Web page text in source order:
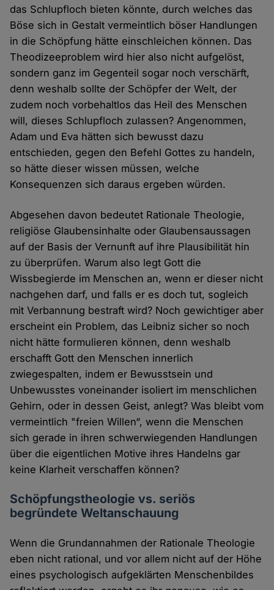
das Schlupfloch bieten könnte, durch welches das
Böse sich in Gestalt vermeintlich böser Handlungen
in die Schöpfung hätte einschleichen können. Das
Theodizeeproblem wird hier also nicht aufgelöst,
sondern ganz im Gegenteil sogar noch verschärft,
denn weshalb sollte der Schöpfer der Welt, der
zudem noch vorbehaltlos das Heil des Menschen
will, dieses Schlupfloch zulassen? Angenommen,
Adam und Eva hätten sich bewusst dazu
entschieden, gegen den Befehl Gottes zu handeln,
so hätte dieser wissen müssen, welche
Konsequenzen sich daraus ergeben würden.
Abgesehen davon bedeutet Rationale Theologie,
religiöse Glaubensinhalte oder Glaubensaussagen
auf der Basis der Vernunft auf ihre Plausibilität hin
zu überprüfen. Warum also legt Gott die
Wissbegierde im Menschen an, wenn er dieser nicht
nachgehen darf, und falls er es doch tut, sogleich
mit Verbannung bestraft wird? Noch gewichtiger aber
erscheint ein Problem, das Leibniz sicher so noch
nicht hätte formulieren können, denn weshalb
erschafft Gott den Menschen innerlich
zwiegespalten, indem er Bewusstsein und
Unbewusstes voneinander isoliert im menschlichen
Gehirn, oder in dessen Geist, anlegt? Was bleibt vom
vermeintlich "freien Willen“, wenn die Menschen
sich gerade in ihren schwerwiegenden Handlungen
über die eigentlichen Motive ihres Handelns gar
keine Klarheit verschaffen können?
Schöpfungstheologie vs. seriös
begründete Weltanschauung
Wenn die Grundannahmen der Rationale Theologie
eben nicht rational, und vor allem nicht auf der Höhe
eines psychologisch aufgeklärten Menschenbildes